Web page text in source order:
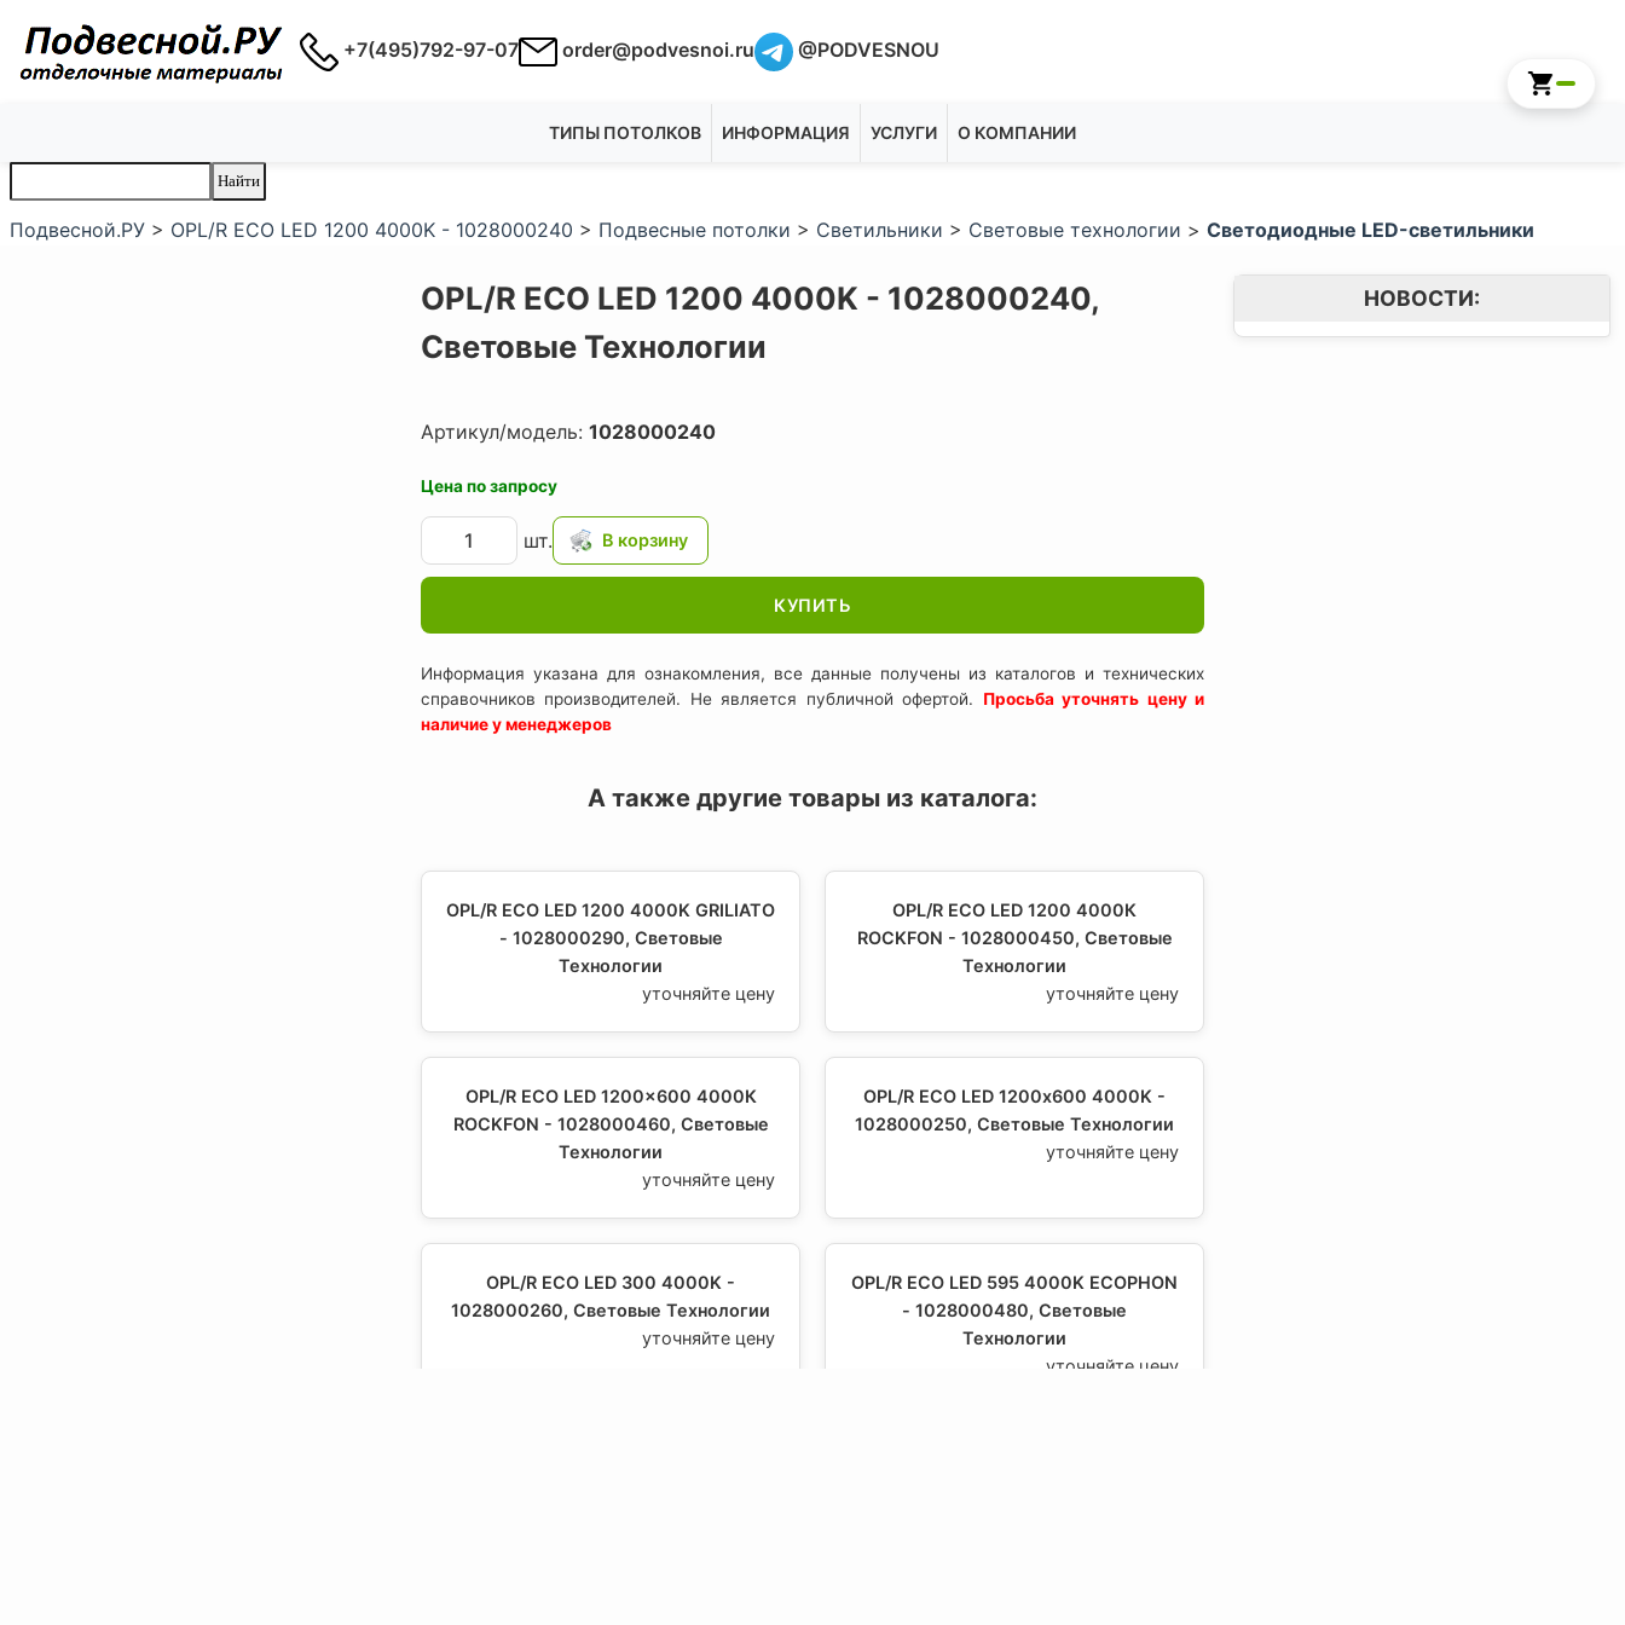
+7(495)792-97-07 order@podvesnoi.ru @PODVESNOU
ТИПЫ ПОТОЛКОВ ИНФОРМАЦИЯ УСЛУГИ О КОМПАНИИ
Подвесной.РУ > OPL/R ECO LED 1200 4000K - 1028000240 > Подвесные потолки > Светильники > Световые технологии > Светодиодные LED-светильники
OPL/R ECO LED 1200 4000K - 1028000240,
Световые Технологии
Артикул/модель: 1028000240
Цена по запросу
шт.
КУПИТЬ
Информация указана для ознакомления, все данные получены из каталогов и технических
справочников производителей. Не является публичной офертой. Просьба уточнять цену и
наличие у менеджеров
А также другие товары из каталога:
OPL/R ECO LED 1200 4000K GRILIATO
- 1028000290, Световые
Технологии
уточняйте цену
OPL/R ECO LED 1200 4000К
ROCKFON - 1028000450, Световые
Технологии
уточняйте цену
OPL/R ECO LED 1200x600 4000К
ROCKFON - 1028000460, Световые
Технологии
уточняйте цену
OPL/R ECO LED 1200х600 4000K -
1028000250, Световые Технологии
уточняйте цену
OPL/R ECO LED 300 4000K -
1028000260, Световые Технологии
уточняйте цену
OPL/R ECO LED 595 4000K ECOPHON
- 1028000480, Световые
Технологии
уточняйте цену
НОВОСТИ: